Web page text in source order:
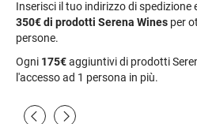
Inserisci il tuo indirizzo di spedizione
350€di prodotti Serena Wines per
persone.
Ogni 175€aggiuntivi di prodotti
l'accesso ad 1 persona in più.